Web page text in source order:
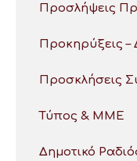
Προσλήψεις
Προκηρύξεις –
Προσκλήσεις
Τύπος & ΜΜΕ
Δημοτικό